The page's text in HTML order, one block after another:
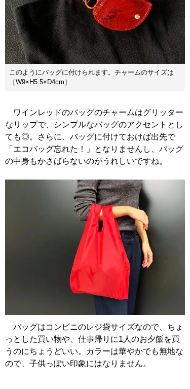
このようにバッグに付けられます。チャームのサイズは
［W9×H5.5×D4cm］
ワインレッドのバッグのチャームはグリッター
なリップで、シンプルなバッグのアクセントとし
ても◎。さらに、バッグに付けておけば出先で
「エコバッグ忘れた！」となりませんし、バッグ
の中身もかさばらないのがうれしいですね。
バッグはコンビニのレジ袋サイズなので、ちょ
っとした買い物や、仕事帰りに1人のお夕飯を買
うのにちょうどいい。カラーは華やかでも無地な
ので、子供っぽい印象にはなりません。